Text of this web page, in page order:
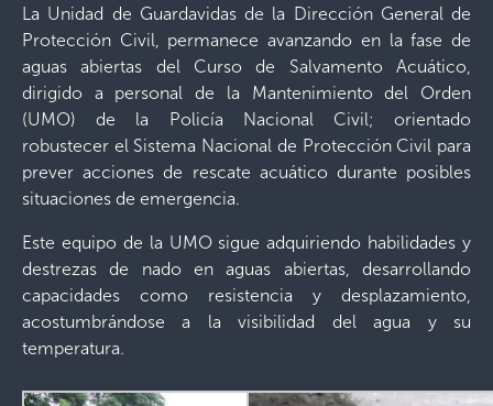
La Unidad de Guardavidas de la Dirección General de
Protección Civil, permanece avanzando en la fase de
aguas abiertas del Curso de Salvamento Acuático,
dirigido a personal de la Mantenimiento del Orden
(UMO) de la Policía Nacional Civil; orientado
robustecer el Sistema Nacional de Protección Civil para
prever acciones de rescate acuático durante posibles
situaciones de emergencia.
Este equipo de la UMO sigue adquiriendo habilidades y
destrezas de nado en aguas abiertas, desarrollando
capacidades como resistencia y desplazamiento,
acostumbrándose a la visibilidad del agua y su
temperatura.